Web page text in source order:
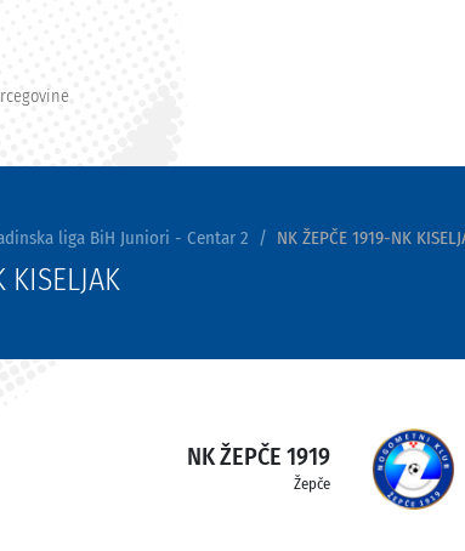
liga BiH Juniori - Centar 2 NK ŽEPČE 1919-NK
KISELJAK
NK ŽEPČE 1919
Žepče